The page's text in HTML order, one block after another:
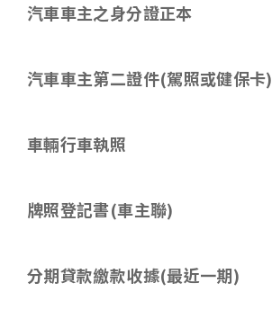
汽車車主之身分證正本
汽車車主第二證件(駕照或健保卡)
車輛行車執照
牌照登記書(車主聯)
分期貸款繳款收據(最近一期)